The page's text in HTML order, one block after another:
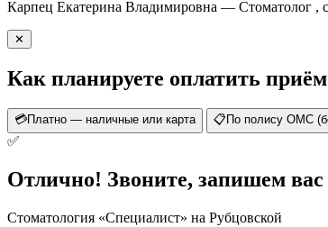
Карпец Екатерина Владимировна — Стоматолог ,
✕
Как планируете оплатить
💳Платно — наличные или карта 📋 По полису ОМС
✅
Отлично! Звоните, запишем вас
Стоматология «Специалист» на Рубцовской